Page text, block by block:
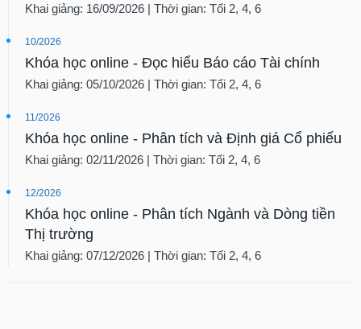
Khai giảng: 16/09/2026 | Thời gian: Tối 2, 4, 6
10/2026
Khóa học online - Đọc hiểu Báo cáo Tài chính
Khai giảng: 05/10/2026 | Thời gian: Tối 2, 4, 6
11/2026
Khóa học online - Phân tích và Định giá Cổ phiếu
Khai giảng: 02/11/2026 | Thời gian: Tối 2, 4, 6
12/2026
Khóa học online - Phân tích Ngành và Dòng tiền
Thị trường
Khai giảng: 07/12/2026 | Thời gian: Tối 2, 4, 6